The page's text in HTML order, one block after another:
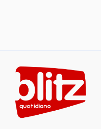
content